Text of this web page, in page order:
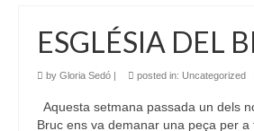
ESGLÉSIA DEL
by Gloria Sedó | posted in: Uncategorized
Aquesta setmana passada un dels
Bruc ens va demanar una peça per a